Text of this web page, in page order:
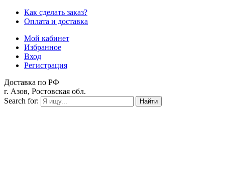
Как сделать заказ?
Оплата и доставка
Мой кабинет
Избранное
Вход
Регистрация
Доставка по РФ
г. Азов, Ростовская обл.
Search for:
Найти